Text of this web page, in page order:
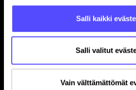
Salli kaikki
Salli valitut
Vain välttämättömät
Avoimet työpaikat
Ohjelmistokumppanuus